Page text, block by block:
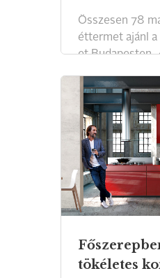
Összesen 78
éttermet ajánl
et Budapesten,
tökéletes